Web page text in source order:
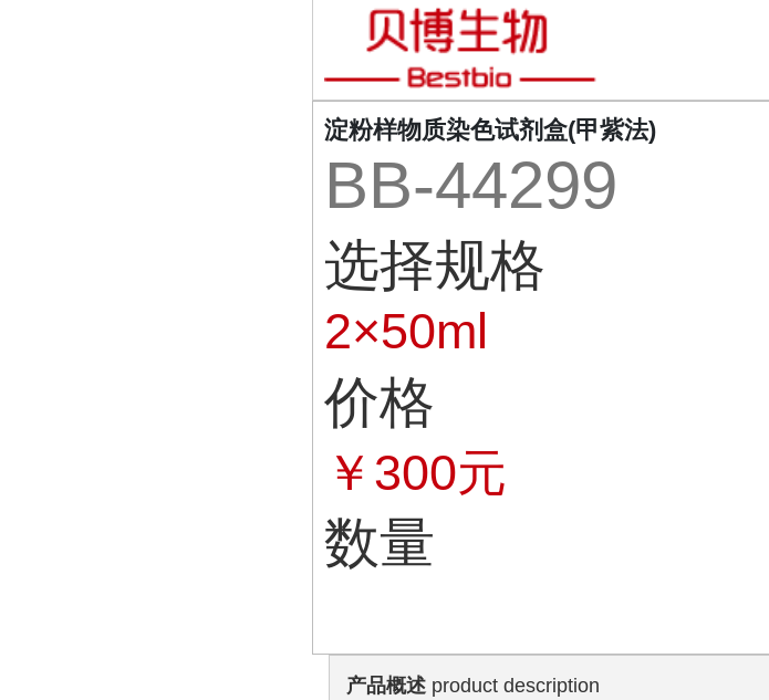
淀粉样物质染色试剂盒(甲紫法)
BB-44299
选择规格
2×50ml
价格
￥300元
数量
产品概述 product description